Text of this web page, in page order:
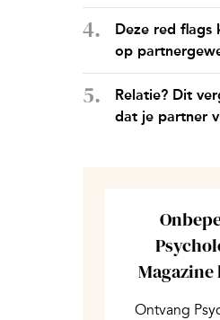
Deze red flags
op
Relatie? Dit
dat je partner
Magazine
Ontvang